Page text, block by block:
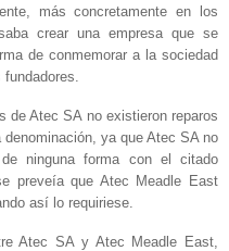
más concretamente en los
crear una empresa que se
de conmemorar a la sociedad
de Atec SA no existieron reparos
ya que Atec SA no
ninguna forma con el citado
preveía que Atec Meadle East
así lo requiriese.
Atec SA y Atec Meadle East,